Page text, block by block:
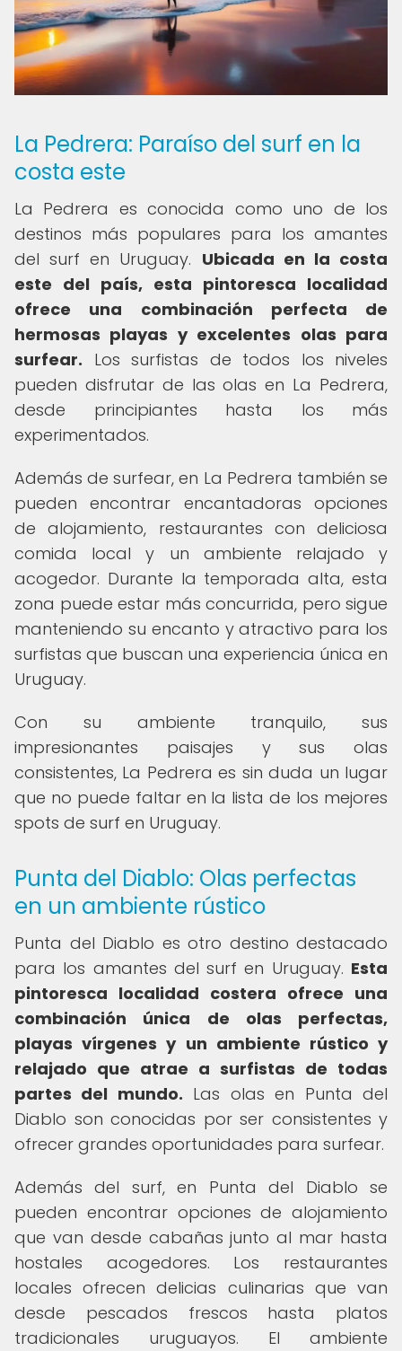
La Pedrera: Paraíso del surf en la
costa este
La Pedrera es conocida como uno de los
destinos más populares para los amantes
del surf en Uruguay. Ubicada en la costa
este del país, esta pintoresca localidad
ofrece una combinación perfecta de
hermosas playas y excelentes olas para
surfear. Los surfistas de todos los niveles
pueden disfrutar de las olas en La Pedrera,
desde principiantes hasta los más
experimentados.
Además de surfear, en La Pedrera también se
pueden encontrar encantadoras opciones
de alojamiento, restaurantes con deliciosa
comida local y un ambiente relajado y
acogedor. Durante la temporada alta, esta
zona puede estar más concurrida, pero sigue
manteniendo su encanto y atractivo para los
surfistas que buscan una experiencia única en
Uruguay.
Con su ambiente tranquilo, sus
impresionantes paisajes y sus olas
consistentes, La Pedrera es sin duda un lugar
que no puede faltar en la lista de los mejores
spots de surf en Uruguay.
Punta del Diablo: Olas perfectas
en un ambiente rústico
Punta del Diablo es otro destino destacado
para los amantes del surf en Uruguay. Esta
pintoresca localidad costera ofrece una
combinación única de olas perfectas,
playas vírgenes y un ambiente rústico y
relajado que atrae a surfistas de todas
partes del mundo. Las olas en Punta del
Diablo son conocidas por ser consistentes y
ofrecer grandes oportunidades para surfear.
Además del surf, en Punta del Diablo se
pueden encontrar opciones de alojamiento
que van desde cabañas junto al mar hasta
hostales acogedores. Los restaurantes
locales ofrecen delicias culinarias que van
desde pescados frescos hasta platos
tradicionales uruguayos. El ambiente